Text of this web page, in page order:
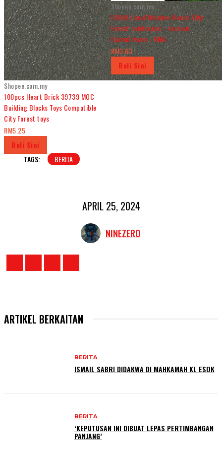
Shopee.com.my
100pcs Heart Brick 39739 MOC
Building Blocks Toys Compatible
City Forest toys
RM5.25
Beli Sini
Shopee.com.my
LOKAL Local Wisdom-Based City
Forest Landscape - Zoeraini
Djamal Irwan - BMA
RM3.63
Beli Sini
TAGS: BERITA
APRIL 25, 2024
NINEZERO
ARTIKEL BERKAITAN
BERITA
ISMAIL SABRI DIDAKWA DI MAHKAMAH KL ESOK
BERITA
‘KEPUTUSAN INI DIBUAT LEPAS PERTIMBANGAN
PANJANG’